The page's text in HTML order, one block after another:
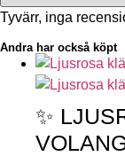
Tyvärr, inga
Andra har också köpt
✨